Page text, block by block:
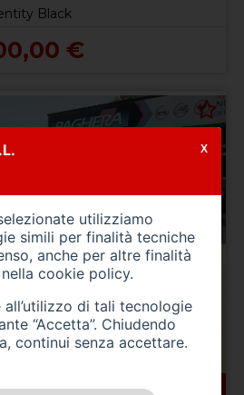
Black
€
ibrida_gasolio 10/2022
utilizziamo
simili per finalità tecniche
anche per altre finalità
cookie policy.
all’utilizzo di tali tecnologie
“Accetta”. Chiudendo
continui senza accettare.
X